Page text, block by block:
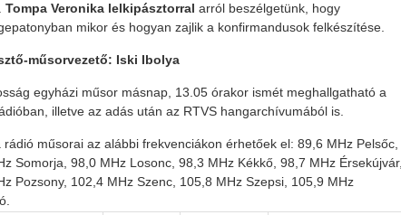
Tompa Veronika lelkipásztorral arról beszélgetünk, hogy
mikor és hogyan zajlik a konfirmandusok felkészítése.
műsorvezető: Iski Ibolya
egyházi műsor másnap, 13.05 órakor ismét meghallgatható a
illetve az adás után az RTVS hangarchívumából is.
rádió műsorai az alábbi frekvenciákon érhetőek el: 89,6 MHz Pelsőc,
Somorja, 98,0 MHz Losonc, 98,3 MHz Kékkő, 98,7 MHz Érsekújvár,
Pozsony, 102,4 MHz Szenc, 105,8 MHz Szepsi, 105,9 MHz